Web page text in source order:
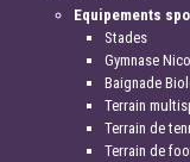
Equipements
Stades
Gymnase
Baignade
Terrain
Terrain de
Terrain de